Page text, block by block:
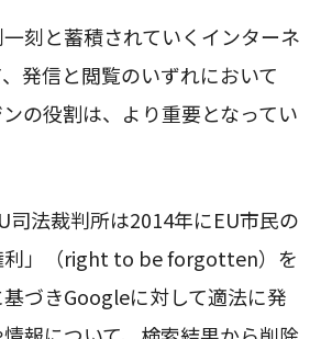
刻と蓄積されていくインターネ
発信と閲覧のいずれにおいて
の役割は、より重要となってい
司法裁判所は2014年にEU市民の
利」（right to be forgotten）を
づきGoogleに対して適法に発